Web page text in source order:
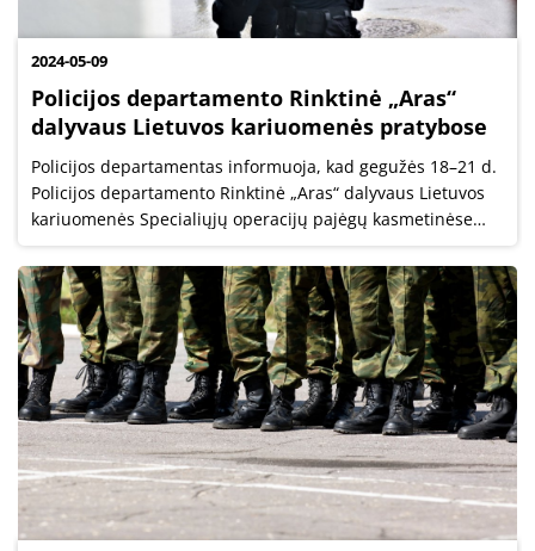
2024-05-09
Policijos departamento Rinktinė „Aras“
dalyvaus Lietuvos kariuomenės pratybose
Policijos departamentas informuoja, kad gegužės 18–21 d.
Policijos departamento Rinktinė „Aras“ dalyvaus Lietuvos
kariuomenės Specialiųjų operacijų pajėgų kasmetinėse
tarptautinėse pratybose „Liepsnojantis kalavijas 2024“.